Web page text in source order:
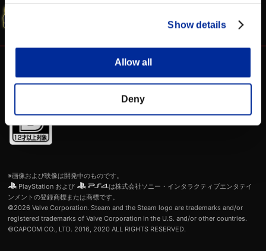
Show details
Allow all
Deny
に基づき、カプコンによるStreet Fighter VおよびCFNサービスの
の間でのみ、共有されます。上記以外にカプコンがお客様の情報に
ついて行うことのある収集および利用の方法の一切に関しては、カ
す。
https://www.capcom.co.jp/privacy/game/
お客様は、カプコンによるご自身の情報の収集および利用に対する
によるご自身の情報へのアクセスおよびその取得について許可を与
意します。また、お客様は、OPTION画面からいつでも同意を撤回
することができ、弊社まで電子メール（宛先：
privacyinfo@capcom.com）にてご連絡いただくことにより、いつ
上述の内容を理解の上、お客様の情報をカプコンに提供すること
に、同意しますか？
SFV 公式サイト
※画像および映像は開発中のものです。
PlayStation および
は株式会社ソニー・インタラクティブエンタテイ
ンメントの登録商標または商標です。
©2026 Valve Corporation. Steam and the Steam logo are trademarks and/or
registered trademarks of Valve Corporation in the U.S. and/or other countries.
©CAPCOM CO., LTD. 2016, 2020 ALL RIGHTS RESERVED.